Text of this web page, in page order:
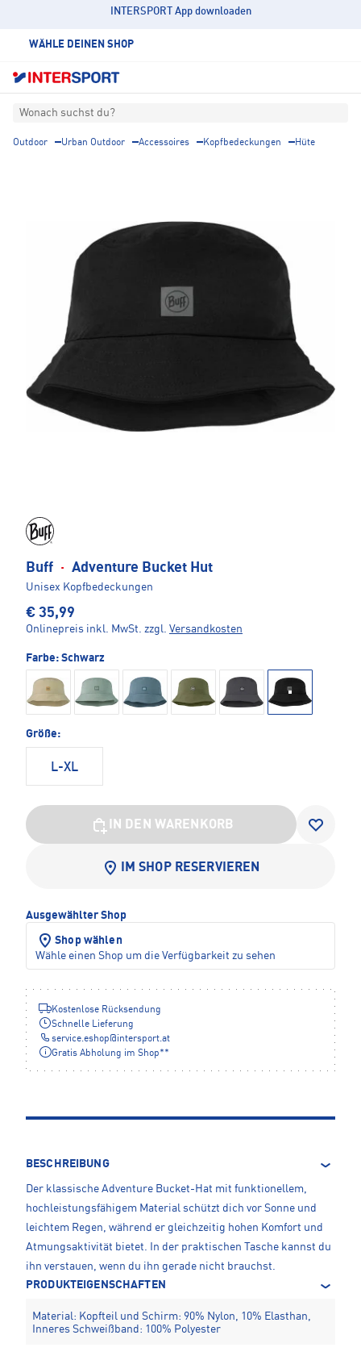
INTERSPORT App downloaden
WÄHLE DEINEN SHOP
Wonach suchst du?
Outdoor Urban Outdoor Accessoires Kopfbedeckungen Hüte
Buff · Adventure Bucket Hut
Unisex Kopfbedeckungen
€ 35,99
Onlinepreis inkl. MwSt. zzgl. Versandkosten
Farbe: Schwarz
Größe:
L-XL
IN DEN WARENKORB
IM SHOP RESERVIEREN
Ausgewählter Shop
Shop wählen
Wähle einen Shop um die Verfügbarkeit zu sehen
Kostenlose Rücksendung
Schnelle Lieferung
service.eshop@intersport.at
Gratis Abholung im Shop**
BESCHREIBUNG
Der klassische Adventure Bucket-Hat mit funktionellem,
hochleistungsfähigem Material schützt dich vor Sonne und
leichtem Regen, während er gleichzeitig hohen Komfort und
Atmungsaktivität bietet. In der praktischen Tasche kannst du
ihn verstauen, wenn du ihn gerade nicht brauchst.
PRODUKTEIGENSCHAFTEN
Material: Kopfteil und Schirm: 90% Nylon, 10% Elasthan,
Inneres Schweißband: 100% Polyester